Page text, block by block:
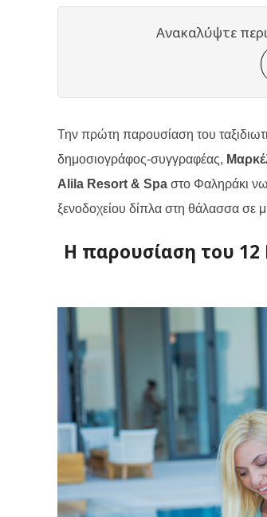
Ανακαλύψτε
Την πρώτη παρουσίαση του
δημοσιογράφος-συγγραφέας,
Alila Resort & Spa στο Φαληράκι
ξενοδοχείου δίπλα στη θάλασσα σε
Η παρουσίαση του